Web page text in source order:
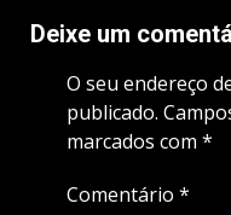
Deixe um
O seu endereço
publicado.
marcados com *
Comentário *